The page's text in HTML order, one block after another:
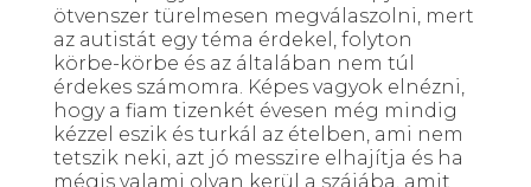
ötvenszer türelmesen megválaszolni, mert
az autistát egy téma érdekel, folyton
körbe-körbe és az általában nem túl
érdekes számomra. Képes vagyok elnézni,
hogy a fiam tizenkét évesen még mindig
kézzel eszik és turkál az ételben, ami nem
tetszik neki, azt jó messzire elhajítja és ha
mégis valami olyan kerül a szájába, amit